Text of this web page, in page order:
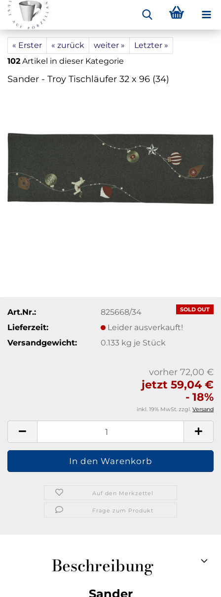
« Erster « zurück weiter »
Letzter »
102 Artikel in dieser Kategorie
Sander - Troy Tischläufer 32 x 96 (34)
SOLD OUT
Art.Nr.:
825668/34
Lieferzeit:
Leider ausverkauft!
Versandgewicht:
0.133 kg je Stück
vorher 72,00 €
jetzt 59,04 €
- 18%
inkl. 19% MwSt. zzgl. Versand
Auf den Merkzettel
Frage zum Produkt
Beschreibung
Sander